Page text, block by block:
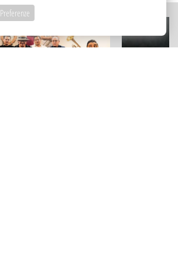
Preferenze